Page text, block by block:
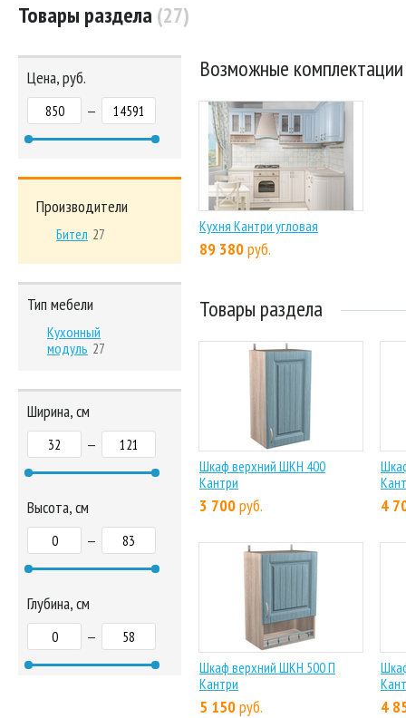
Товары раздела(27)
Возможные комплектации
Кухня Кантри угловая
89 380руб.
Товары раздела
Шкаф верхний ШКН 400
Кантри
3 700руб. 4
Шкаф верхний ШКН 500 П
Кантри
5 150руб. 4
Цена, руб.
—
Производители
Бител 27
Тип мебели
Кухонный
модуль 27
Ширина, см
—
Высота, см
—
Глубина, см
—